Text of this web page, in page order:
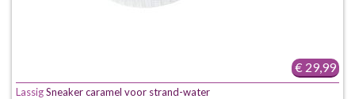
€ 29,99
LassigSneaker caramel voor strand-water